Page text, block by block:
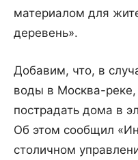
материалом для
деревень».
Добавим, что, в
воды в Москва-реке,
пострадать дома в
Об этом сообщил
столичном